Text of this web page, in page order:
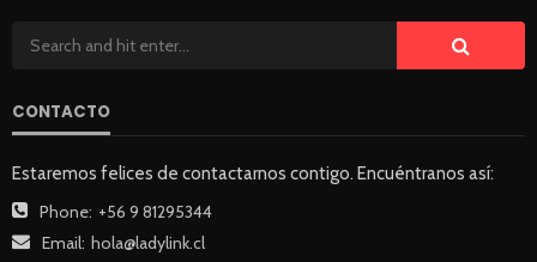
CONTACTO
Estaremos felices de contactarnos contigo. Encuéntranos así:
Phone: +56 9 81295344
Email: hola@ladylink.cl